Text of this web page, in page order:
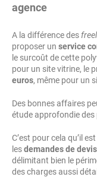
agence
A la différence des
proposer un service
le surcoût de cette
pour un site vitrine, le
euros, même pour un
Des bonnes affaires
étude approfondie
C’est pour cela qu’il
lesdemandes de
délimitant bien le
des charges aussi